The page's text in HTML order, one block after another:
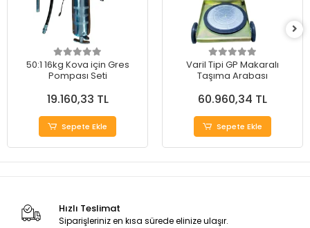
50:1 16kg Kova için Gres
Pompası Seti
19.160,33 TL
Sepete Ekle
Varil Tipi GP Makaralı
Taşıma Arabası
60.960,34 TL
Sepete Ekle
Hızlı Teslimat
Siparişleriniz en kısa sürede elinize ulaşır.